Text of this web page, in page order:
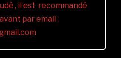
, il est recommandé
par email :